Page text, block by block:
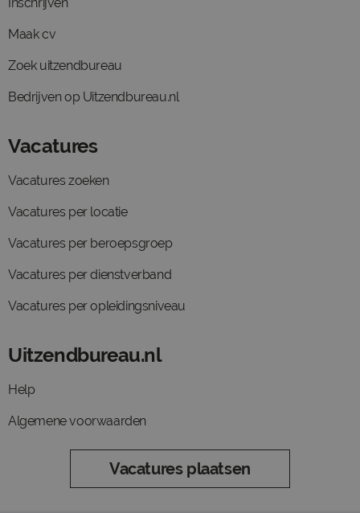
Maak cv
Zoek uitzendbureau
Bedrijven op Uitzendbureau.nl
Vacatures
Vacatures zoeken
Vacatures per locatie
Vacatures per beroepsgroep
Vacatures per dienstverband
Vacatures per opleidingsniveau
Uitzendbureau.nl
Help
Algemene voorwaarden
Vacatures plaatsen